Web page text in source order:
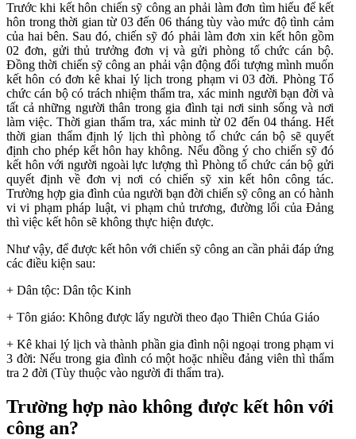
Trước khi kết hôn chiến sỹ công an phải làm đơn tìm hiểu để kết
hôn trong thời gian từ 03 đến 06 tháng tùy vào mức độ tình cảm
của hai bên. Sau đó, chiến sỹ đ​ó​ phải​ làm đơn xin kết hôn gồm
02 đơn, gửi thủ trưởng đơn vị và gửi phòng tổ chức cán bộ.
Đồng thời chiến sỹ công an phải vận động đối tượng mình muốn
kết hôn có đơn kê khai lý lịch trong phạm vi 03 đời. Phòng Tổ
chức cán bộ có trách nhiệm thẩm tra, xác minh người bạn đời và
tất cả những người thân trong gia đình tại nơi sinh sống và nơi
làm việc. Thời gian thẩm tra, xác minh từ 02 đến 04 tháng. Hết
thời gian thẩm định lý lịch thì phòng tổ chức cán bộ sẽ quyết
định cho phép kết hôn hay không. Nếu đồng ý cho chiến sỹ đó
kết hôn với người ngoài lực lượng thì Phòng tổ chức cán bộ gửi
quyết định về đơn vị nơi có chiến sỹ xin kết hôn công tác.
Trường hợp gia đình của người bạn đời chiến sỹ công an có hành
vi vi phạm pháp luật, vi phạm chủ trương, đường lối của Đảng
thì việc kết hôn sẽ không thực hiện được.
Như vậy, để được kết hôn với chiến sỹ công an cần phải đáp ứng
các điều kiện sau:
+ Dân tộc: Dân tộc Kinh
+ Tôn giáo: Không được lấy người theo đạo Thiên Chúa Giáo
+ Kê khai lý lịch và thành phần gia đình nội ngoại trong phạm vi
3 đời: Nếu trong gia đình có một hoặc nhiều đảng viên thì thẩm
tra 2 đời (Tùy thuộc vào người đi thẩm tra).
Trường hợp nào không được kết hôn với
công an?